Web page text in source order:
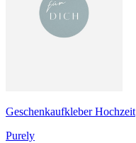
Geschenkaufkleber Hochzeit
Purely